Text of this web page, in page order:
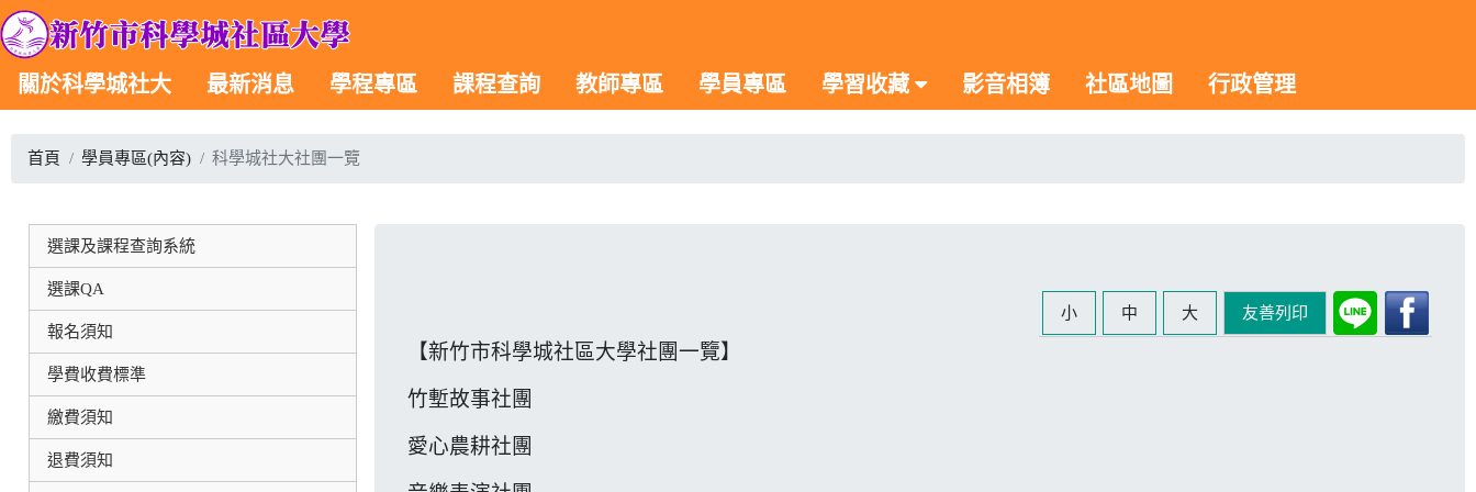
關於科學城社大 最新消息 學程專區 課程查詢 教師專區 學員專區 學習收藏 影音相簿 社區地圖 行政管理
首頁 學員專區(內容) 科學城社大社團一覽
選課及課程查詢系統
選課QA
報名須知
學費收費標準
繳費須知
退費須知
小 中 大 友善列印
【新竹市科學城社區大學社團一覽】
竹塹故事社團
愛心農耕社團